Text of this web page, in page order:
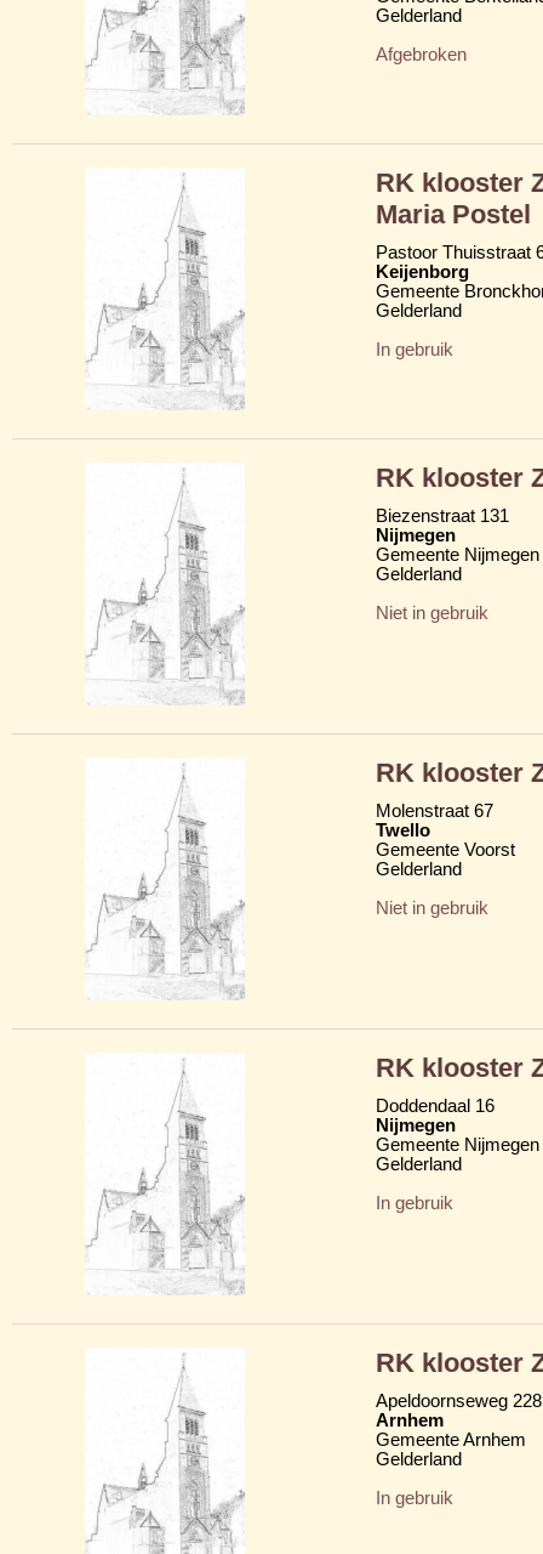
Gelderland
Afgebroken
RK klooster
Maria Postel
Pastoor Thuisstraat
Keijenborg
Gemeente
Gelderland
In gebruik
RK klooster
Biezenstraat 131
Nijmegen
Gemeente Nijmegen
Gelderland
Niet in gebruik
RK klooster
Molenstraat 67
Twello
Gemeente Voorst
Gelderland
Niet in gebruik
RK klooster
Doddendaal 16
Nijmegen
Gemeente Nijmegen
Gelderland
In gebruik
RK klooster
Apeldoornseweg 228
Arnhem
Gemeente Arnhem
Gelderland
In gebruik